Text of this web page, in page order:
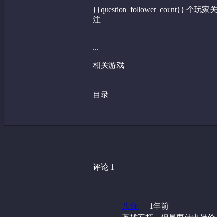
{{question_follower_count}} 个玩家关
注
...
相关游戏
目录
评论 1
八分
1年前